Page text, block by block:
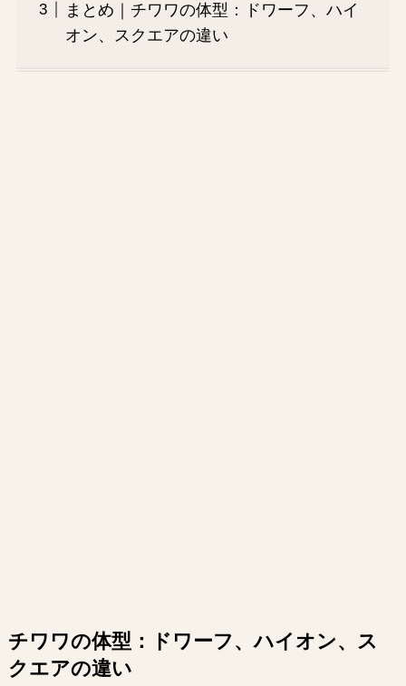
まとめ｜チワワの体型：ドワーフ、ハイ
オン、スクエアの違い
チワワの体型：ドワーフ、ハイオン、ス
クエアの違い